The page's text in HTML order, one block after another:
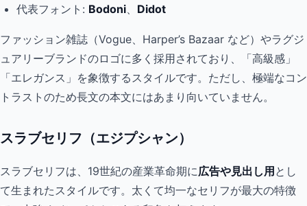
代表フォント: Bodoni、 Didot
ファッション雑誌（Vogue、Harper’s Bazaar など）やラグジ
ュアリーブランドのロゴに多く採用されており、「高級感」
「エレガンス」を象徴するスタイルです。ただし、極端なコン
トラストのため長文の本文にはあまり向いていません。
スラブセリフ（エジプシャン）
スラブセリフは、19世紀の産業革命期に広告や見出し用 とし
て生まれたスタイルです。太くて均一なセリフが最大の特徴